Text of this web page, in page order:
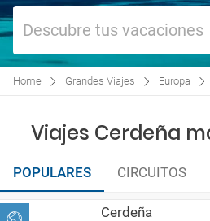
Descubre tus vacaciones
Home Grandes Viajes Europa
Viajes Cerdeña
POPULARES CIRCUITOS
Cerdeña